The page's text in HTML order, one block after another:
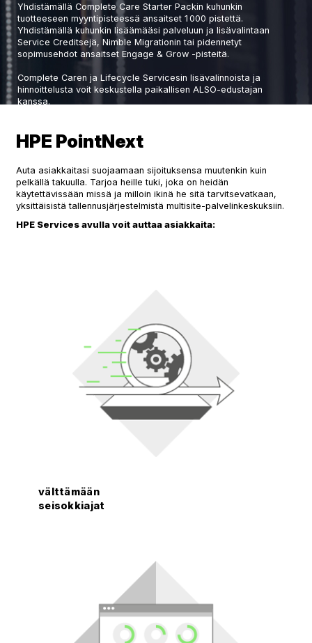
Yhdistämällä Complete Care Starter Packin kuhunkin
tuotteeseen myyntipisteessä ansaitset 1 000 pistettä.
Yhdistämällä kuhunkin lisäämääsi palveluun ja lisävalintaan
Service Creditsejä, Nimble Migrationin tai pidennetyt
sopimusehdot ansaitset Engage & Grow -pisteitä.
Complete Caren ja Lifecycle Servicesin lisävalinnoista ja
hinnoittelusta voit keskustella paikallisen ALSO-edustajan
kanssa.
HPE PointNext
Auta asiakkaitasi suojaamaan sijoituksensa muutenkin kuin
pelkällä takuulla. Tarjoa heille tuki, joka on heidän
käytettävissään missä ja milloin ikinä he sitä tarvitsevatkaan,
yksittäisistä tallennusjärjestelmistä multisite-palvelinkeskuksiin.
HPE Services avulla voit auttaa asiakkaita:
välttämään
seisokkiajat